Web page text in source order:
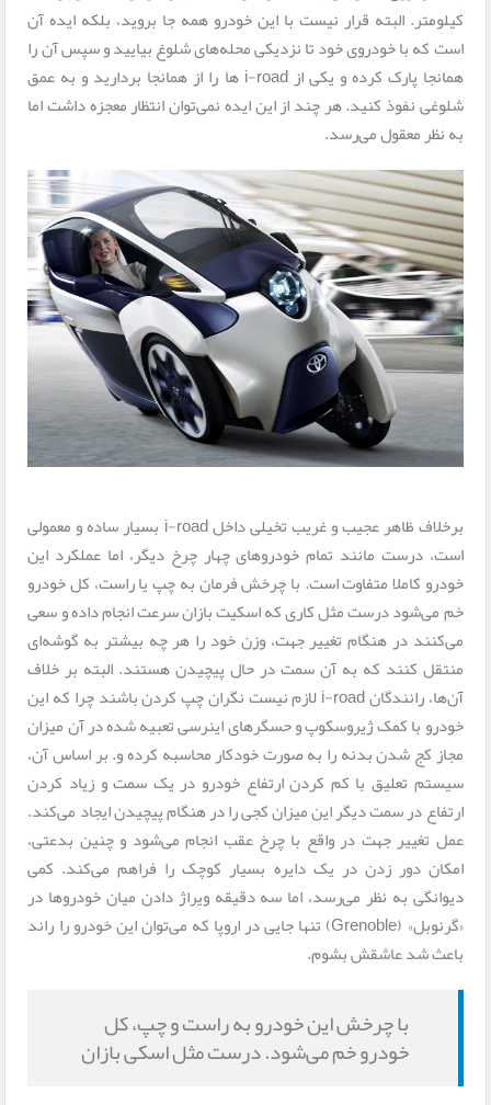
کیلومتر. البته قرار نیست با این خودرو همه جا بروید، بلکه ایده آن
است که با خودروی خود تا نزدیکی محله‌های شلوغ بیایید و سپس آن را
همانجا پارک کرده و یکی از i-road ها را از همانجا بردارید و به عمق
شلوغی نفوذ کنید. هر چند از این ایده نمی‌توان انتظار معجزه داشت اما
به نظر معقول می‌رسد.
برخلاف ظاهر عجیب و غریب تخیلی داخل i-road بسیار ساده و معمولی
است، درست مانند تمام خودروهای چهار چرخ دیگر، اما عملکرد این
خودرو کاملا متفاوت است. با چرخش فرمان به چپ یا راست، کل خودرو
خم می‌شود درست مثل کاری که اسکیت بازان سرعت انجام داده و سعی
می‌کنند در هنگام تغییر جهت، وزن خود را هر چه بیشتر به گوشه‌ای
منتقل کنند که به آن سمت در حال پیچیدن هستند. البته بر خلاف
آن‌ها، رانندگان i-road لازم نیست نگران چپ کردن باشند چرا که این
خودرو با کمک ژیروسکوپ و حسگرهای اینرسی تعبیه شده در آن میزان
مجاز کج شدن بدنه را به صورت خودکار محاسبه کرده و. بر اساس آن،
سیستم تعلیق با کم کردن ارتفاع خودرو در یک سمت و زیاد کردن
ارتفاع در سمت دیگر این میزان کجی را در هنگام پیچیدن ایجاد می‌کند.
عمل تغییر جهت در واقع با چرخ عقب انجام می‌شود و چنین بدعتی،
امکان دور زدن در یک دایره بسیار کوچک را فراهم می‌کند. کمی
دیوانگی به نظر می‌رسد، اما سه دقیقه ویراژ دادن میان خودروها در
«گرنوبل» (Grenoble) تنها جایی در اروپا که می‌توان این خودرو را راند
باعث شد عاشقش بشوم.
با چرخش این خودرو به راست و چپ، کل
خودرو خم می‌شود. درست مثل اسکی بازان